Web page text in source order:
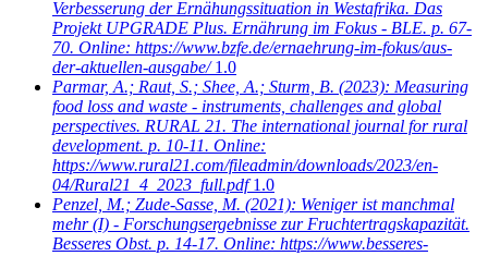
Verbesserung der Ernähungssituation in Westafrika. Das
Projekt UPGRADE Plus. Ernährung im Fokus - BLE. p. 67-
70. Online: https://www.bzfe.de/ernaehrung-im-fokus/aus-
der-aktuellen-ausgabe/ 1.0
Parmar, A.; Raut, S.; Shee, A.; Sturm, B. (2023): Measuring
food loss and waste - instruments, challenges and global
perspectives. RURAL 21. The international journal for rural
development. p. 10-11. Online:
https://www.rural21.com/fileadmin/downloads/2023/en-
04/Rural21_4_2023_full.pdf 1.0
Penzel, M.; Zude-Sasse, M. (2021): Weniger ist manchmal
mehr (I) - Forschungsergebnisse zur Fruchtertragskapazität.
Besseres Obst. p. 14-17. Online: https://www.besseres-